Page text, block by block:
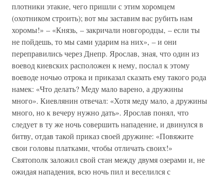
плотники этакие, чего пришли с этим хоромцем
(охотником строить); вот мы заставим вас рубить нам
хоромы!» – «Князь, – закричали новгородцы, – если ты
не пойдешь, то мы сами ударим на них», – и они
переправились через Днепр. Ярослав, зная, что один из
воевод киевских расположен к нему, послал к этому
воеводе ночью отрока и приказал сказать ему такого рода
намек: «Что делать? Меду мало варено, а дружины
много». Киевлянин отвечал: «Хотя меду мало, а дружины
много, но к вечеру нужно дать». Ярослав понял, что
следует в ту же ночь совершить нападение, и двинулся в
битву, отдав такой приказ своей дружине: «Повяжите
свои головы платками, чтобы отличать своих!»
Святополк заложил свой стан между двумя озерами и, не
ожидая нападения, всю ночь пил и веселился с